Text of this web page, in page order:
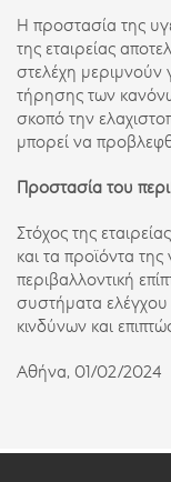
Η προστασία της
της εταιρείας
στελέχη μεριμνούν
τήρησης των
σκοπό την
μπορεί να
Προστασία του
Στόχος της
και τα προϊόντα
περιβαλλοντική
συστήματα ελέγχου
κινδύνων και
Αθήνα, 01/02/2024